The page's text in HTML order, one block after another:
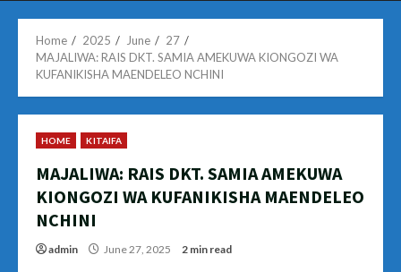
Home 2025 June
27
MAJALIWA: RAIS DKT. SAMIA AMEKUWA KIONGOZI WA
KUFANIKISHA MAENDELEO NCHINI
HOME KITAIFA
MAJALIWA: RAIS DKT. SAMIA AMEKUWA
KIONGOZI WA KUFANIKISHA MAENDELEO
NCHINI
admin June 27, 2025 2 min read